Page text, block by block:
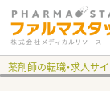
薬剤師の転職・求人サ